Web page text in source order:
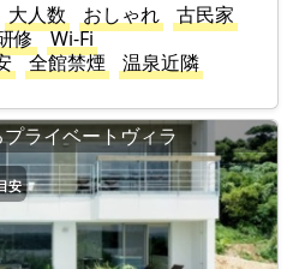
大人数 おしゃれ
古民家
修
Wi-Fi
全館禁煙
温泉近隣
ライベートヴィラ
安